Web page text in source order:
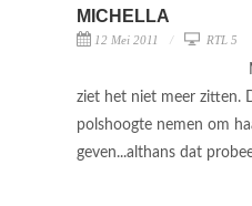
MICHELLA
12 Mei 2011 RTL 5
ziet het niet meer zitten.
polshoogte nemen om
geven...althans dat